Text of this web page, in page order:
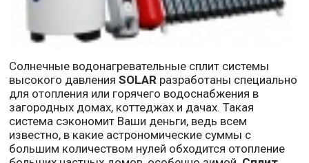
Солнечные водонагревательные сплит системы
высокого давленияSOLAR разработаны специально
для отопления или горячего водоснабжения в
загородных домах, коттеджах и дачах. Такая
система сэкономит Ваши деньги, ведь всем
известно, в какие астрономические суммы с
большим количеством нулей обходится отопление